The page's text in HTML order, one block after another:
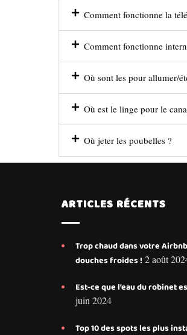
Comment fonctionne la
Comment fonctionne
Où sont les pour allumer/
Où est le linge pour le
Où jeter les poubelles ?
ARTICLES RÉCENTS
Trop chaud dans votre
douches froides ! 2 août
Est-ce que l’eau du robinet
juin 2024
Top 10 des spots les plus